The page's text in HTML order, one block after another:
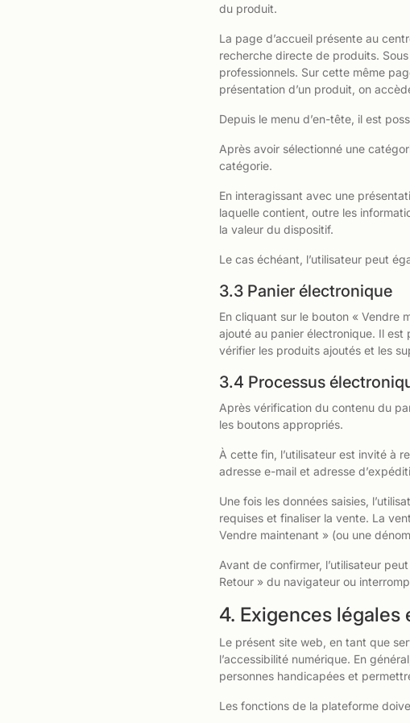
du produit.
La page d’accueil présente au
recherche directe de produits.
professionnels. Sur cette même
présentation d’un produit, on
Depuis le menu d’en-tête, il est
Après avoir sélectionné une
catégorie.
En interagissant avec une
laquelle contient, outre les
la valeur du dispositif.
Le cas échéant, l’utilisateur peut
3.3 Panier électronique
En cliquant sur le bouton « Vendre
ajouté au panier électronique. Il est
vérifier les produits ajoutés et les
3.4 Processus
Après vérification du contenu du
les boutons appropriés.
À cette fin, l’utilisateur est invité à
adresse e-mail et adresse
Une fois les données saisies,
requises et finaliser la vente. La
Vendre maintenant » (ou une
Avant de confirmer, l’utilisateur
Retour » du navigateur ou
4. Exigences légales
Le présent site web, en tant que
l’accessibilité numérique. En
personnes handicapées et
Les fonctions de la plateforme